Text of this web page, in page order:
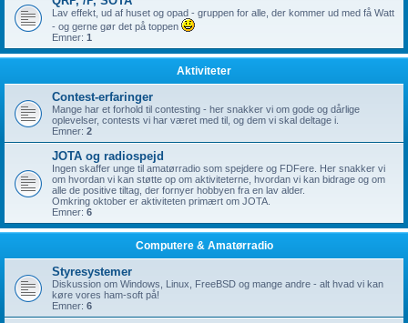
Lav effekt, ud af huset og opad - gruppen for alle, der kommer ud med få Watt
- og gerne gør det på toppen
Emner: 1
Aktiviteter
Contest-erfaringer
Mange har et forhold til contesting - her snakker vi om gode og dårlige
oplevelser, contests vi har været med til, og dem vi skal deltage i.
Emner: 2
JOTA og radiospejd
Ingen skaffer unge til amatørradio som spejdere og FDFere. Her snakker vi
om hvordan vi kan støtte op om aktiviteterne, hvordan vi kan bidrage og om
alle de positive tiltag, der fornyer hobbyen fra en lav alder.
Omkring oktober er aktiviteten primært om JOTA.
Emner: 6
Computere & Amatørradio
Styresystemer
Diskussion om Windows, Linux, FreeBSD og mange andre - alt hvad vi kan
køre vores ham-soft på!
Emner: 6